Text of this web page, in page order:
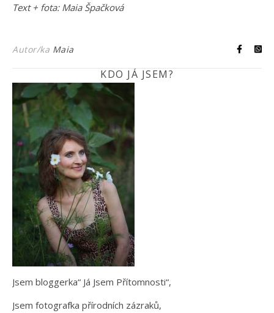
Text + fota: Maia Špačková
Autor/ka Maia
KDO JÁ JSEM?
Jsem bloggerka“ Já Jsem Přítomnosti“,
Jsem fotografka přírodních zázraků,